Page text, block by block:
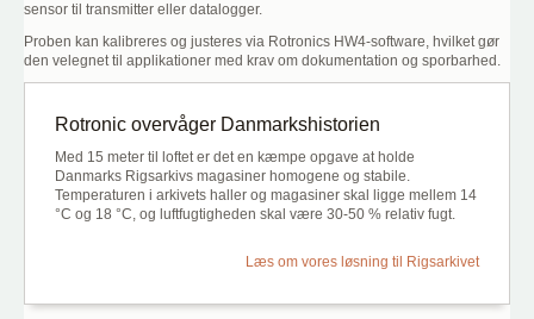
sensor til transmitter eller datalogger.
Proben kan kalibreres og justeres via Rotronics HW4-software, hvilket gør
den velegnet til applikationer med krav om dokumentation og sporbarhed.
Rotronic overvåger Danmarkshistorien
Med 15 meter til loftet er det en kæmpe opgave at holde
Danmarks Rigsarkivs magasiner homogene og stabile.
Temperaturen i arkivets haller og magasiner skal ligge mellem 14
°C og 18 °C, og luftfugtigheden skal være 30-50 % relativ fugt.
Læs om vores løsning til Rigsarkivet